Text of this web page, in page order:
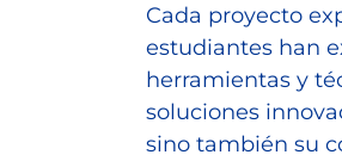
Cada proyecto
estudiantes han
herramientas y
soluciones
sino también su